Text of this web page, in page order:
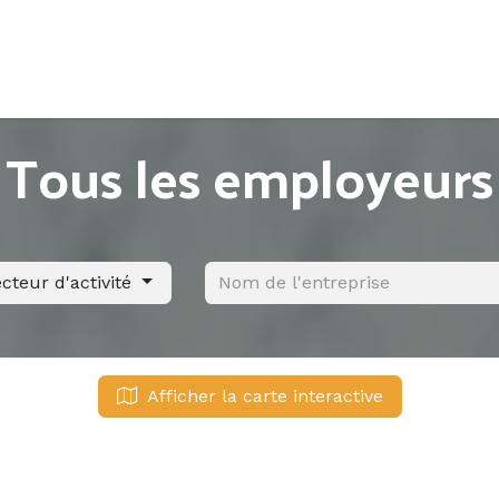
Tous les employeurs
d'activité
Afficher la carte interactive